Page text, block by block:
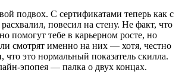
подвох. С сертификатами теперь как с
повесил на стену. Не факт, что
помогут тебе в карьерном росте, но
смотрят именно на них — хотя, честно
что это нормальный показатель скилла.
эпопея — палка о двух концах.